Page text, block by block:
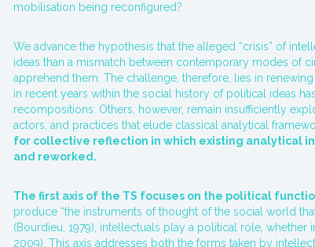
mobilisation being reconfigured?
We advance the hypothesis that the alleged “crisis” of
ideas than a mismatch between contemporary modes of
apprehend them. The challenge, therefore, lies in
in recent years within the social history of political ideas
recompositions. Others, however, remain insufficiently
actors, and practices that elude classical analytical
for collective reflection in which existing analytical
and reworked.
The first axis of the TS focuses on the political
produce “the instruments of thought of the social world
(Bourdieu, 1979), intellectuals play a political role,
2009). This axis addresses both the forms taken by